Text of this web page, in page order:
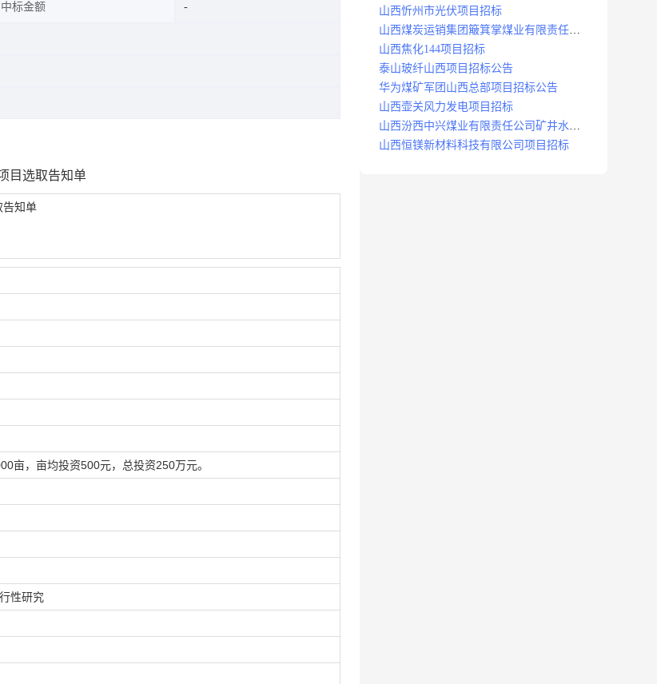
中标金额
目选取告知单
告知单
亩，亩均投资500元，总投资250万元。
性研究
山西忻州市光伏项目招标
山西煤炭运销集团簸箕掌煤业有限责任公
司井田地面三维地震勘探项目招标
山西焦化144项目招标
泰山玻纤山西项目招标公告
华为煤矿军团山西总部项目招标公告
山西壶关风力发电项目招标
山西汾西中兴煤业有限责任公司矿井水处
理站升级改造项目招标
山西恒镁新材料科技有限公司项目招标